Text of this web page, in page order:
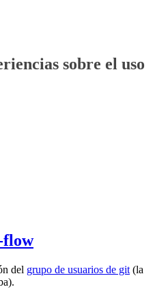
sobre el uso
flow
del grupo de usuarios de git (la